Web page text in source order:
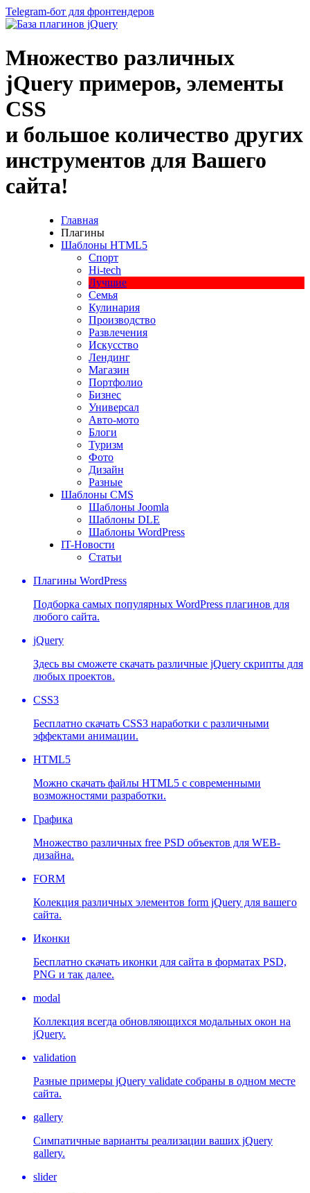
Telegram-бот для фронтендеров
Множество различных
jQuery примеров, элементы
CSS
и большое количество других
инструментов для Вашего
сайта!
Главная
Плагины
Шаблоны HTML5
Спорт
Hi-tech
Лучшие
Семья
Кулинария
Производство
Развлечения
Искусство
Лендинг
Магазин
Портфолио
Бизнес
Универсал
Авто-мото
Блоги
Туризм
Фото
Дизайн
Разные
Шаблоны CMS
Шаблоны Joomla
Шаблоны DLE
Шаблоны WordPress
IT-Новости
Статьи
Плагины WordPress
Подборка самых популярных WordPress плагинов для
любого сайта.
jQuery
Здесь вы сможете скачать различные jQuery скрипты для
любых проектов.
CSS3
Бесплатно скачать CSS3 наработки с различными
эффектами анимации.
HTML5
Можно скачать файлы HTML5 с современными
возможностями разработки.
Графика
Множество различных free PSD объектов для WEB-
дизайна.
FORM
Колекция различных элементов form jQuery для вашего
сайта.
Иконки
Бесплатно скачать иконки для сайта в форматах PSD,
PNG и так далее.
modal
Коллекция всегда обновляющихся модальных окон на
jQuery.
validation
Разные примеры jQuery validate собраны в одном месте
сайта.
gallery
Симпатичные варианты реализации ваших jQuery
gallery.
slider